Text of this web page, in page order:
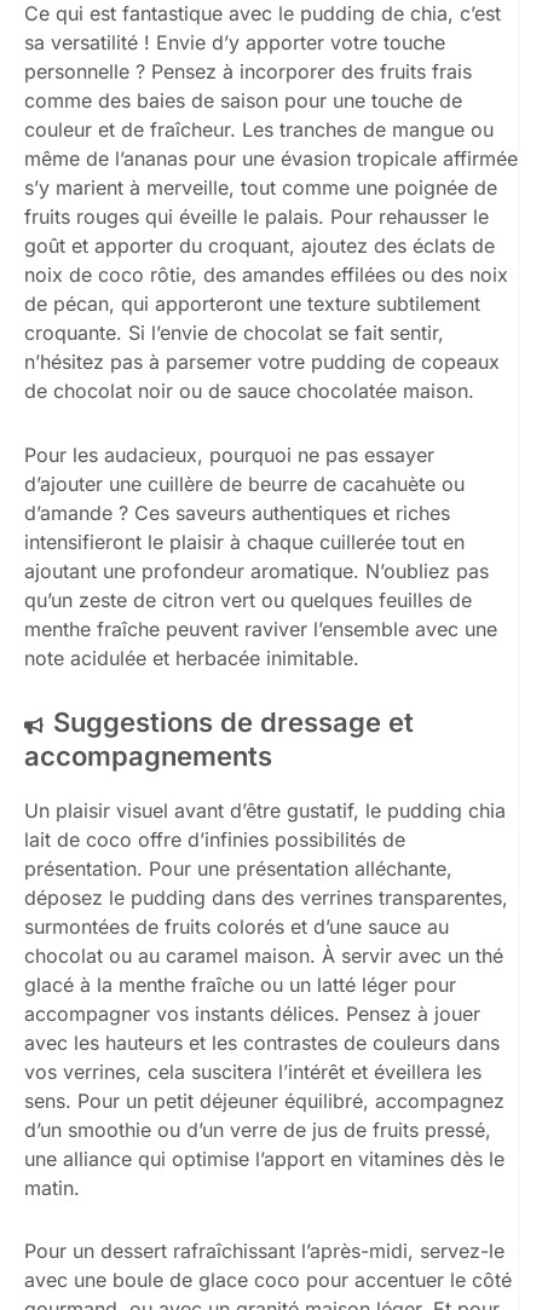
Ce qui est fantastique avec le pudding de chia, c’est
sa versatilité ! Envie d’y apporter votre touche
personnelle ? Pensez à incorporer des fruits frais
comme des baies de saison pour une touche de
couleur et de fraîcheur. Les tranches de mangue ou
même de l’ananas pour une évasion tropicale affirmée
s’y marient à merveille, tout comme une poignée de
fruits rouges qui éveille le palais. Pour rehausser le
goût et apporter du croquant, ajoutez des éclats de
noix de coco rôtie, des amandes effilées ou des noix
de pécan, qui apporteront une texture subtilement
croquante. Si l’envie de chocolat se fait sentir,
n’hésitez pas à parsemer votre pudding de copeaux
de chocolat noir ou de sauce chocolatée maison.
Pour les audacieux, pourquoi ne pas essayer
d’ajouter une cuillère de beurre de cacahuète ou
d’amande ? Ces saveurs authentiques et riches
intensifieront le plaisir à chaque cuillerée tout en
ajoutant une profondeur aromatique. N’oubliez pas
qu’un zeste de citron vert ou quelques feuilles de
menthe fraîche peuvent raviver l’ensemble avec une
note acidulée et herbacée inimitable.
Suggestions de dressage et
accompagnements
Un plaisir visuel avant d’être gustatif, le pudding chia
lait de coco offre d’infinies possibilités de
présentation. Pour une présentation alléchante,
déposez le pudding dans des verrines transparentes,
surmontées de fruits colorés et d’une sauce au
chocolat ou au caramel maison. À servir avec un thé
glacé à la menthe fraîche ou un latté léger pour
accompagner vos instants délices. Pensez à jouer
avec les hauteurs et les contrastes de couleurs dans
vos verrines, cela suscitera l’intérêt et éveillera les
sens. Pour un petit déjeuner équilibré, accompagnez
d’un smoothie ou d’un verre de jus de fruits pressé,
une alliance qui optimise l’apport en vitamines dès le
matin.
Pour un dessert rafraîchissant l’après-midi, servez-le
avec une boule de glace coco pour accentuer le côté